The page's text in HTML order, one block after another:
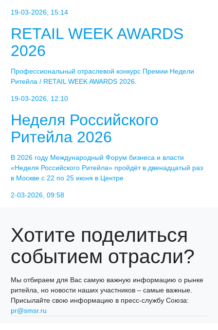
19-03-2026, 15:14
RETAIL WEEK AWARDS
2026
Профессиональный отраслевой конкурс Премии Недели
Ритейла / RETAIL WEEK AWARDS 2026.
19-03-2026, 12:10
Неделя Российского
Ритейла 2026
В 2026 году Международный Форум бизнеса и власти
«Неделя Российского Ритейла» пройдёт в двенадцатый раз
в Москве с 22 по 25 июня в Центре
2-03-2026, 09:58
Хотите поделиться
событием отрасли?
Мы отбираем для Вас самую важную информацию о рынке
ритейла, но новости наших участников – самые важные.
Присылайте свою информацию в пресс-службу Союза:
pr@smsr.ru